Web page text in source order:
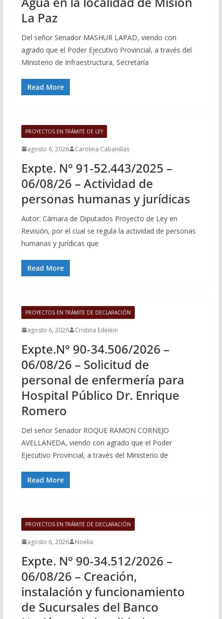
La Paz
Del señor Senador MASHUR LAPAD, viendo con
agrado que el Poder Ejecutivo Provincial, a través del
Ministerio de Infraestructura, Secretaría
Read More
PROYECTOS EN TRÁMITE DE LEY
agosto 6, 2026 Carolina Cabanillas
Expte. N° 91-52.443/2025 –
06/08/26 – Actividad de
personas humanas y jurídicas
Autor: Cámara de Diputados Proyecto de Ley en
Revisión, por el cual se regula la actividad de personas
humanas y jurídicas que
Read More
PROYECTOS EN TRÁMITE DE DECLARACIÓN
agosto 6, 2026 Cristina Edelein
Expte.N° 90-34.506/2026 –
06/08/26 – Solicitud de
personal de enfermería para
Hospital Público Dr. Enrique
Romero
Del señor Senador ROQUE RAMON CORNEJO
AVELLANEDA, viendo con agrado que el Poder
Ejecutivo Provincial, a través del Ministerio de
Read More
PROYECTOS EN TRÁMITE DE DECLARACIÓN
agosto 6, 2026 Noelia
Expte. N° 90-34.512/2026 –
06/08/26 – Creación,
instalación y funcionamiento
de Sucursales del Banco